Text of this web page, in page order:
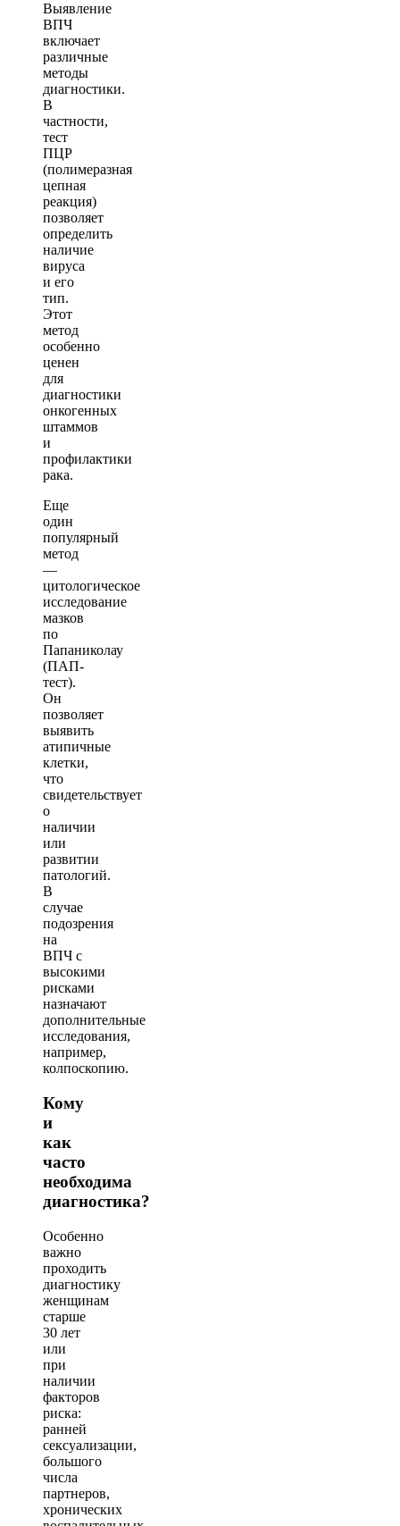
Выявление
ВПЧ
включает
различные
методы
диагностики.
В
частности,
тест
ПЦР
(полимеразная
цепная
реакция)
позволяет
определить
наличие
вируса
и его
тип.
Этот
метод
особенно
ценен
для
диагностики
онкогенных
штаммов
и
профилактики
рака.
Еще
один
популярный
метод
—
цитологическое
исследование
мазков
по
Папаниколау
(ПАП-
тест).
Он
позволяет
выявить
атипичные
клетки,
что
свидетельствует
о
наличии
или
развитии
патологий.
В
случае
подозрения
на
ВПЧ с
высокими
рисками
назначают
дополнительные
исследования,
например,
колпоскопию.
Кому
и
как
часто
необходима
диагностика?
Особенно
важно
проходить
диагностику
женщинам
старше
30 лет
или
при
наличии
факторов
риска:
ранней
сексуализации,
большого
числа
партнеров,
хронических